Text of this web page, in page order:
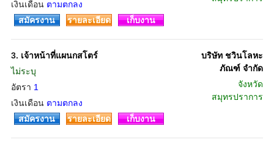
เงินเดือน ตามตกลง
สมัครงาน รายละเอียด เก็บงาน
3. เจ้าหน้าที่แผนกสโตร์
ไม่ระบุ
อัตรา 1
เงินเดือน ตามตกลง
บริษัท ชวินโลหะ
ภัณฑ์ จำกัด
จังหวัด
สมุทรปราการ
สมัครงาน รายละเอียด เก็บงาน